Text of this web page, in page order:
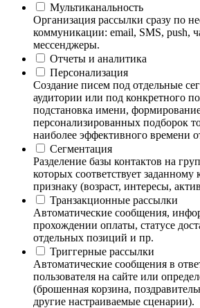
Мультиканальность
Организация рассылки сразу по
коммуникации: email, SMS, push,
мессенджеры.
Отчеты и аналитика
Персонализация
Создание писем под отдельные
аудитории или под конкретного
подстановка имени,
персонализированных подборок
наиболее эффективного времени
Сегментация
Разделение базы контактов на
которых соответствует
признаку (возраст, интересы,
Транзакционные рассылки
Автоматические сообщения,
прохождении оплаты, статусе
отдельных позиций и пр.
Триггерные рассылки
Автоматические сообщения в
пользователя на сайте или
(брошенная корзина,
другие настраиваемые сценарии).